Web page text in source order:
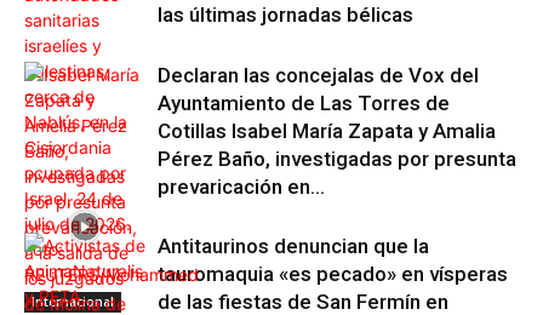
Internacional
las últimas jornadas bélicas
Declaran las concejalas de Vox del
Ayuntamiento de Las Torres de
Cotillas Isabel María Zapata y Amalia
Pérez Baño, investigadas por presunta
prevaricación en...
Antitaurinos denuncian que la
tauromaquia «es pecado» en vísperas
de las fiestas de San Fermín en